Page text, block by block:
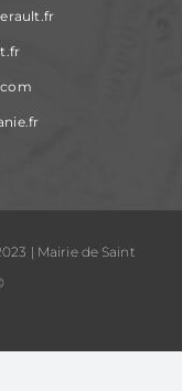
| Mairie de Saint